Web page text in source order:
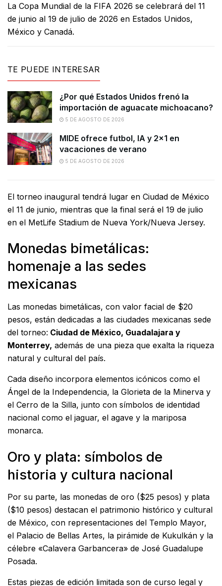
La Copa Mundial de la FIFA 2026 se celebrará del 11
de junio al 19 de julio de 2026 en Estados Unidos,
México y Canadá.
TE PUEDE INTERESAR
¿Por qué Estados Unidos frenó la
importación de aguacate michoacano?
5 DE AGOSTO DE 2026
MIDE ofrece futbol, lA y 2×1 en
vacaciones de verano
5 DE AGOSTO DE 2026
El torneo inaugural tendrá lugar en Ciudad de México
el 11 de junio, mientras que la final será el 19 de julio
en el MetLife Stadium de Nueva York/Nueva Jersey.
Monedas bimetálicas:
homenaje a las sedes
mexicanas
Las monedas bimetálicas, con valor facial de $20
pesos, están dedicadas a las ciudades mexicanas sede
del torneo: Ciudad de México, Guadalajara y
Monterrey, además de una pieza que exalta la riqueza
natural y cultural del país.
Cada diseño incorpora elementos icónicos como el
Ángel de la Independencia, la Glorieta de la Minerva y
el Cerro de la Silla, junto con símbolos de identidad
nacional como el jaguar, el agave y la mariposa
monarca.
Oro y plata: símbolos de
historia y cultura nacional
Por su parte, las monedas de oro ($25 pesos) y plata
($10 pesos) destacan el patrimonio histórico y cultural
de México, con representaciones del Templo Mayor,
el Palacio de Bellas Artes, la pirámide de Kukulkán y la
célebre «Calavera Garbancera» de José Guadalupe
Posada.
Estas piezas de edición limitada son de curso legal y